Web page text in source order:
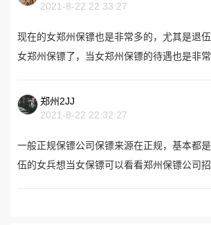
2021-8-22 22:33:27
现在的女郑州保镖也是非常多的，尤其是退
女郑州保镖了，当女郑州保镖的待遇也是非常
郑州2JJ
2021-8-22 22:32:27
一般正规保镖公司保镖来源在正规，基本都
伍的女兵想当女保镖可以看看郑州保镖公司招